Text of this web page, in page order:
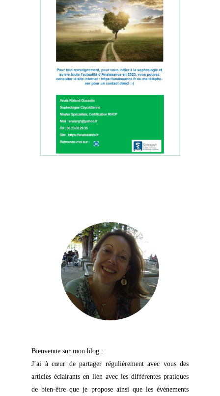
Bienvenue sur mon blog :
J’ai à cœur de partager régulièrement avec vous des
articles éclairants en lien avec les différentes pratiques
de bien-être que je propose ainsi que les événements